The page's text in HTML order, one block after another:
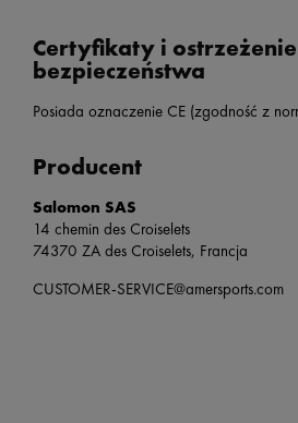
Certyfikaty i ostrzeżenie
bezpieczeństwa
Posiada oznaczenie CE (zgodność z
Producent
Salomon SAS
14 chemin des Croiselets
74370 ZA des Croiselets, Francja
CUSTOMER-SERVICE@amersports.com